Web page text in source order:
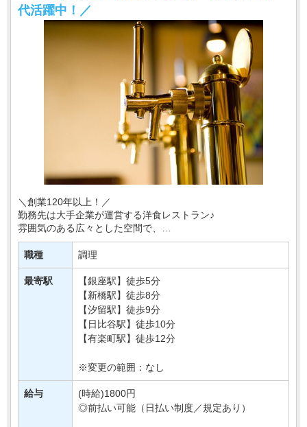
代活躍中！／
＼創業120年以上！／
勤務先は大手企業が運営する洋食レストラン♪
雰囲気のある広々とした空間で、
デートや宴会にもピッタリなお店です＊
そんなお店でおまかせするのは、
仕込みやオーダーの調理などキッチ・・・
職種 調理
最寄駅
【銀座駅】徒歩5分
【新橋駅】徒歩8分
【汐留駅】徒歩9分
【日比谷駅】徒歩10分
【有楽町駅】徒歩12分
※変更の範囲：なし
給与
(時給)1800円
◎前払い可能（日払い制度／規定あり）